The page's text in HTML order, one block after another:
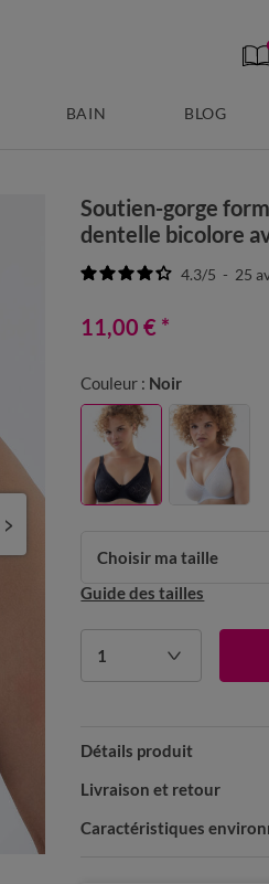
BAIN BLOG
Soutien-gorge
dentelle bicolore
4.3/5 - 25
11,00 € *
Couleur : Noir
Choisir ma taille
Guide des tailles
1
Détails produit
Livraison et retour
Caractéristiques